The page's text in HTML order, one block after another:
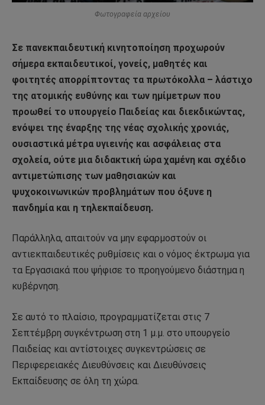
Φωτογραφεία αρχείου
Σε πανεκπαιδευτική κινητοποίηση προχωρούν
σήμερα εκπαιδευτικοί, γονείς, μαθητές και
φοιτητές απορρίπτοντας τα πρωτόκολλα – λάστιχο
της ατομικής ευθύνης και των ημίμετρων που
προωθεί το υπουργείο Παιδείας και διεκδικώντας,
ενόψει της έναρξης της νέας σχολικής χρονιάς,
ουσιαστικά μέτρα υγιεινής και ασφάλειας στα
σχολεία, ούτε μια διδακτική ώρα χαμένη και σχέδιο
αντιμετώπισης των μαθησιακών και
ψυχοκοινωνικών προβλημάτων που όξυνε η
πανδημία και η τηλεκπαίδευση.
Παράλληλα, απαιτούν να μην εφαρμοστούν οι
αντιεκπαιδευτικές ρυθμίσεις και ο νόμος έκτρωμα για
τα Εργασιακά που ψήφισε το προηγούμενο διάστημα η
κυβέρνηση.
Σε αυτό το πλαίσιο, προγραμματίζεται στις 7
Σεπτέμβρη συγκέντρωση στη 1 μ.μ. στο υπουργείο
Παιδείας και αντίστοιχες συγκεντρώσεις σε
Περιφερειακές Διευθύνσεις και Διευθύνσεις
Εκπαίδευσης σε όλη τη χώρα.